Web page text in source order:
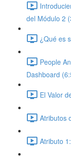
del Módulo 2
¿Qué es
People
Dashboard
El Valor
Atributos
Atributo